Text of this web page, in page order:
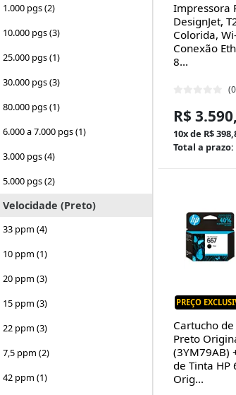
1.000 pgs (2)
10.000 pgs (3)
25.000 pgs (1)
30.000 pgs (3)
80.000 pgs (1)
6.000 a 7.000 pgs (1)
3.000 pgs (4)
5.000 pgs (2)
Velocidade (Preto)
33 ppm (4)
10 ppm (1)
20 ppm (3)
15 ppm (3)
22 ppm (3)
7,5 ppm (2)
42 ppm (1)
Impressora
DesignJet,
Colorida,
Conexão
8...
R$
10x de R$
Total a prazo:
PREÇO
Cartucho
Preto
(3YM79AB)
de Tinta HP
Orig...